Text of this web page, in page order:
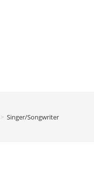
> Singer/Songwriter